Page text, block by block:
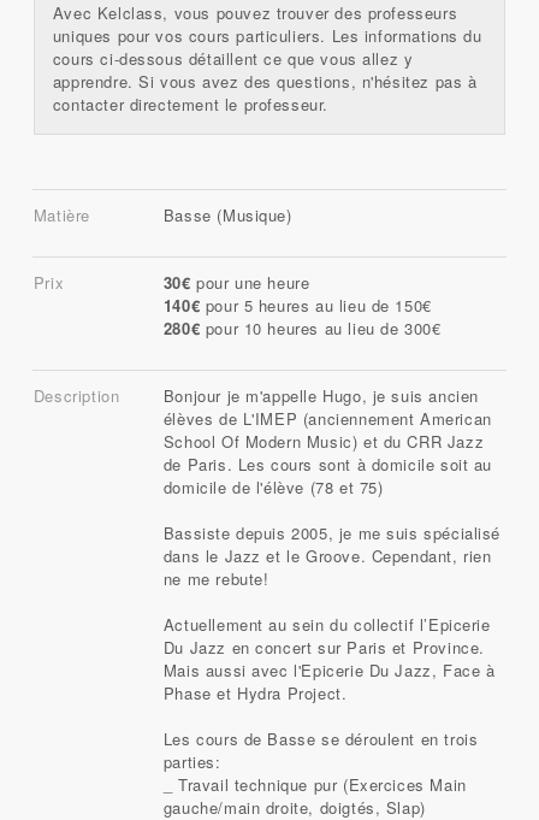
Avec Kelclass, vous pouvez trouver des professeurs
uniques pour vos cours particuliers. Les informations du
cours ci-dessous détaillent ce que vous allez y
apprendre. Si vous avez des questions, n'hésitez pas à
contacter directement le professeur.
Matière Basse (Musique)
Prix 30€ pour une heure
140€ pour 5 heures au lieu de 150€
280€ pour 10 heures au lieu de 300€
Description
Bonjour je m'appelle Hugo, je suis ancien
élèves de L'IMEP (anciennement American
School Of Modern Music) et du CRR Jazz
de Paris. Les cours sont à domicile soit au
domicile de l'élève (78 et 75)
Bassiste depuis 2005, je me suis spécialisé
dans le Jazz et le Groove. Cependant, rien
ne me rebute!
Actuellement au sein du collectif l’Epicerie
Du Jazz en concert sur Paris et Province.
Mais aussi avec l'Epicerie Du Jazz, Face à
Phase et Hydra Project.
Les cours de Basse se déroulent en trois
parties:
_ Travail technique pur (Exercices Main
gauche/main droite, doigtés, Slap)